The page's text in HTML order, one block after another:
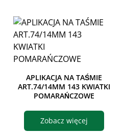
APLIKACJA NA TAŚMIE
ART.74/14MM 143 KWIATKI
POMARAŃCZOWE
Zobacz więcej